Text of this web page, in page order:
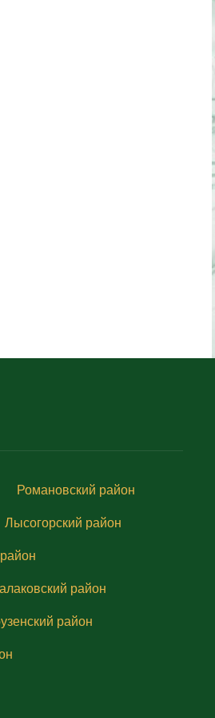
Романовский район
Лысогорский район
район
район